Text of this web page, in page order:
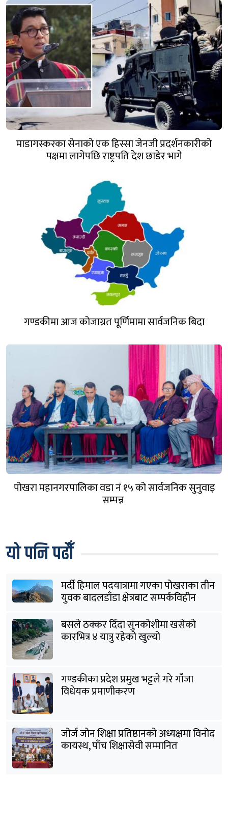
माडागस्करका सेनाको एक हिस्सा जेनजी प्रदर्शनकारीको
पक्षमा लागेपछि राष्ट्रपति देश छाडेर भागे
गण्डकीमा आज कोजाग्रत पूर्णिमामा सार्वजनिक बिदा
पोखरा महानगरपालिका वडा नं १५ को सार्वजनिक सुनुवाइ
सम्पन्न
यो पनि पढौँ
मर्दी हिमाल पदयात्रामा गएका पोखराका तीन
युवक बादलडाँडा क्षेत्रबाट सम्पर्कविहीन
बसले ठक्कर दिँदा सुनकोशीमा खसेकाे
कारभित्र ४ यात्रु रहेको खुल्यो
गण्डकीका प्रदेश प्रमुख भट्टले गरे गाँजा
विधेयक प्रमाणीकरण
जोर्ज जोन शिक्षा प्रतिष्ठानको अध्यक्षमा विनोद
कायस्थ, पाँच शिक्षासेवी सम्मानित